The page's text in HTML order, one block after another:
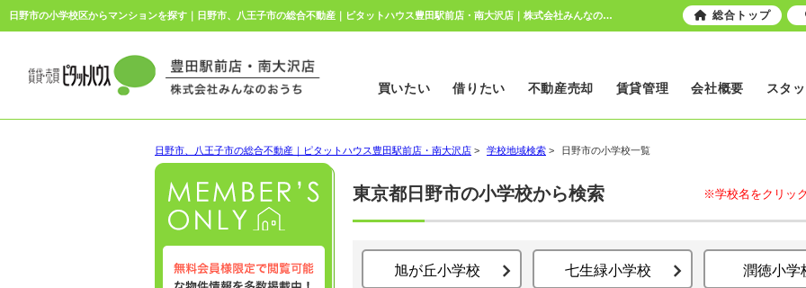
日野市の小学校区からマンションを探す｜日野市、八王子市の総合不動産｜ピタットハウス豊田駅前店・南大沢店｜株式会社みんなのおうち
買いたい 借りたい 不動産売却 賃貸管理 会社概要 スタ
日野市、八王子市の総合不動産｜ピタットハウス豊田駅前店・南大沢店 > 学校地域検索 > 日野市の小学校一覧
東京都日野市の小学校から検索 ※学校名をクリッ
旭が丘小学校 七生緑小学校 潤徳小学
総合トップ